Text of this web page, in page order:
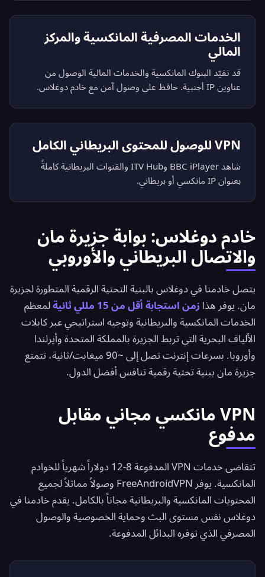
الخدمات المصرفية المانكسية والمركز
المالي
قد تقيّد البنوك المانكسية والخدمات المالية الوصول من
عناوين IP أجنبية. حافظ على وصول آمن مع خادم دوغلاس.
VPN للوصول للمحتوى البريطاني الكامل
شاهد BBC iPlayer وITV Hub والقنوات البريطانية كاملةً
بعنوان IP مانكسي أو بريطاني.
خادم دوغلاس: بوابة جزيرة مان
والاتصال البريطاني والأوروبي
يتصل خادمنا في دوغلاس بالبنية التحتية الرقمية المتطورة لجزيرة
مان. يوفر هذا زمن استجابة أقل من 15 مللي ثانية
لمعظم
الخدمات المانكسية والبريطانية وتوجيه استراتيجي عبر كابلات
الألياف البحرية التي تربط الجزيرة بالمملكة المتحدة وأيرلندا
وأوروبا. بسرعات إنترنت تصل إلى ~90 ميغابت/ثانية، تتمتع
جزيرة مان ببنية تحتية رقمية تنافس أفضل الدول.
VPN مانكسي مجاني مقابل
مدفوع
تتقاضى خدمات VPN المدفوعة 8-12 دولاراً شهرياً للخوادم
المانكسية. يوفر FreeAndroidVPN وصولاً مماثلاً لجميع
المحتويات المانكسية والبريطانية مجاناً بالكامل. يقدم خادمنا في
دوغلاس نفس مستوى البث وحماية الخصوصية والوصول
المصرفي الذي توفره البدائل المدفوعة.